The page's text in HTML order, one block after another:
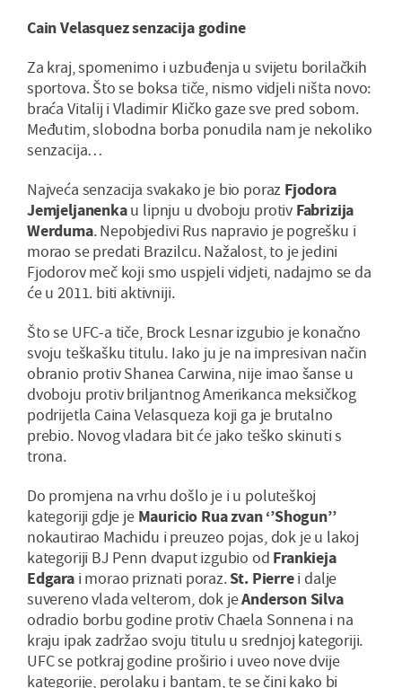
Cain Velasquez senzacija godine
Za kraj, spomenimo i uzbuđenja u svijetu borilačkih
sportova. Što se boksa tiče, nismo vidjeli ništa novo:
braća Vitalij i Vladimir Kličko gaze sve pred sobom.
Međutim, slobodna borba ponudila nam je nekoliko
senzacija…
Najveća senzacija svakako je bio poraz Fjodora
Jemjeljanenkau lipnju u dvoboju protiv Fabrizija
Werduma. Nepobjedivi Rus napravio je pogrešku i
morao se predati Brazilcu. Nažalost, to je jedini
Fjodorov meč koji smo uspjeli vidjeti, nadajmo se da
će u 2011. biti aktivniji.
Što se UFC-a tiče, Brock Lesnar izgubio je konačno
svoju teškašku titulu. Iako ju je na impresivan način
obranio protiv Shanea Carwina, nije imao šanse u
dvoboju protiv briljantnog Amerikanca meksičkog
podrijetla Caina Velasqueza koji ga je brutalno
prebio. Novog vladara bit će jako teško skinuti s
trona.
Do promjena na vrhu došlo je i u poluteškoj
kategoriji gdje je Mauricio Rua zvan ‘’Shogun’’
nokautirao Machidu i preuzeo pojas, dok je u lakoj
kategoriji BJ Penn dvaput izgubio od Frankieja
Edgara i morao priznati poraz.St. Pierrei dalje
suvereno vlada velterom, dok jeAnderson Silva
odradio borbu godine protiv Chaela Sonnena i na
kraju ipak zadržao svoju titulu u srednjoj kategoriji.
UFC se potkraj godine proširio i uveo nove dvije
kategorije, perolaku i bantam, te se čini kako bi